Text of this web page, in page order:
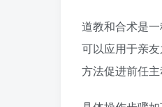
道教和合术是
可以应用于亲
方法促进前任主